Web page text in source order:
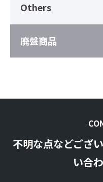
Others
廃盤商品
不明な点などござ
い合